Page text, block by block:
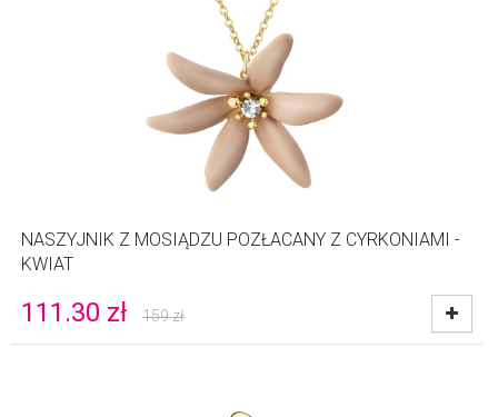
NASZYJNIK Z MOSIĄDZU POZŁACANY Z CYRKONIAMI -
KWIAT
111.30 zł 159zł